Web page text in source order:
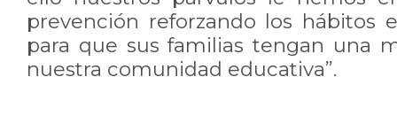
prevención reforzando los hábitos
para que sus familias tengan una
nuestra comunidad educativa”.